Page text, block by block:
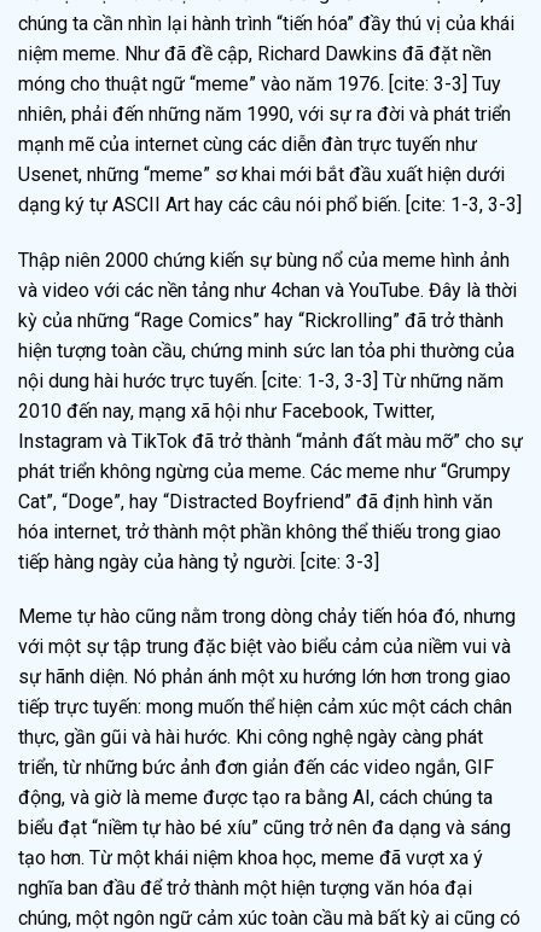
chúng ta cần nhìn lại hành trình “tiến hóa” đầy thú vị của khái
niệm meme. Như đã đề cập, Richard Dawkins đã đặt nền
móng cho thuật ngữ “meme” vào năm 1976. [cite: 3-3] Tuy
nhiên, phải đến những năm 1990, với sự ra đời và phát triển
mạnh mẽ của internet cùng các diễn đàn trực tuyến như
Usenet, những “meme” sơ khai mới bắt đầu xuất hiện dưới
dạng ký tự ASCII Art hay các câu nói phổ biến. [cite: 1-3, 3-3]
Thập niên 2000 chứng kiến sự bùng nổ của meme hình ảnh
và video với các nền tảng như 4chan và YouTube. Đây là thời
kỳ của những “Rage Comics” hay “Rickrolling” đã trở thành
hiện tượng toàn cầu, chứng minh sức lan tỏa phi thường của
nội dung hài hước trực tuyến. [cite: 1-3, 3-3] Từ những năm
2010 đến nay, mạng xã hội như Facebook, Twitter,
Instagram và TikTok đã trở thành “mảnh đất màu mỡ” cho sự
phát triển không ngừng của meme. Các meme như “Grumpy
Cat”, “Doge”, hay “Distracted Boyfriend” đã định hình văn
hóa internet, trở thành một phần không thể thiếu trong giao
tiếp hàng ngày của hàng tỷ người. [cite: 3-3]
Meme tự hào cũng nằm trong dòng chảy tiến hóa đó, nhưng
với một sự tập trung đặc biệt vào biểu cảm của niềm vui và
sự hãnh diện. Nó phản ánh một xu hướng lớn hơn trong giao
tiếp trực tuyến: mong muốn thể hiện cảm xúc một cách chân
thực, gần gũi và hài hước. Khi công nghệ ngày càng phát
triển, từ những bức ảnh đơn giản đến các video ngắn, GIF
động, và giờ là meme được tạo ra bằng AI, cách chúng ta
biểu đạt “niềm tự hào bé xíu” cũng trở nên đa dạng và sáng
tạo hơn. Từ một khái niệm khoa học, meme đã vượt xa ý
nghĩa ban đầu để trở thành một hiện tượng văn hóa đại
chúng, một ngôn ngữ cảm xúc toàn cầu mà bất kỳ ai cũng có